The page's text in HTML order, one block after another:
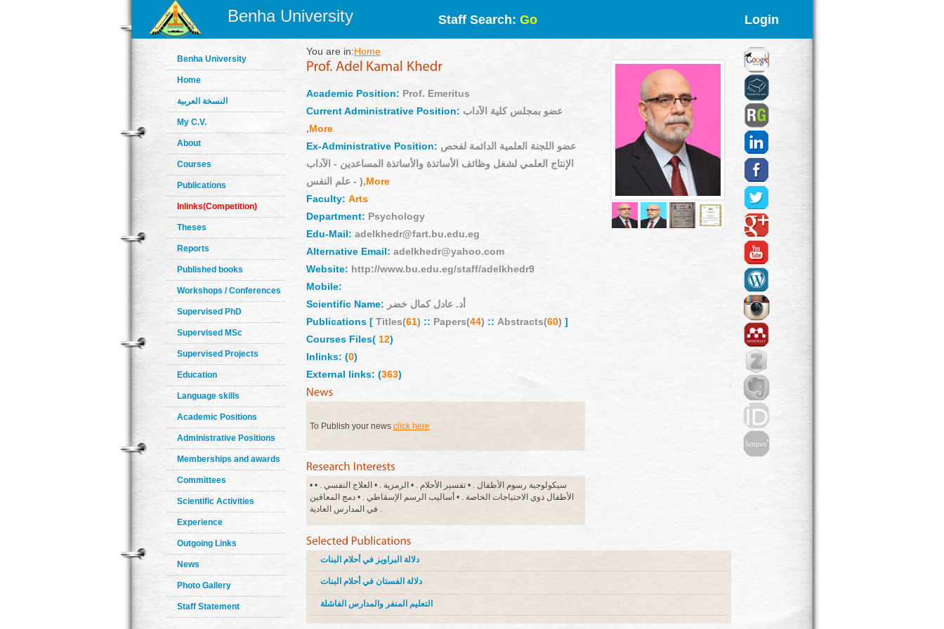
Benha University Staff Search: Go Login
Benha University
Home
النسخة العربية
My C.V.
About
Courses
Publications
Inlinks(Competition)
Theses
Reports
Published books
Workshops / Conferences
Supervised PhD
Supervised MSc
Supervised Projects
Education
Language skills
Academic Positions
Administrative Positions
Memberships and awards
Committees
Scientific Activities
Experience
Outgoing Links
News
Photo Gallery
Staff Statement
You are in:Home
Academic Position: Prof. Emeritus
Current Administrative Position: عضو بمجلس كلية الآداب
,More
Ex-Administrative Position: عضو اللجنة العلمية الدائمة لفحص
الإنتاج العلمي لشغل وظائف الأساتذة والأساتذة المساعدين - الآداب
- علم النفس ),More
Faculty: Arts
Department: Psychology
Edu-Mail: adelkhedr@fart.bu.edu.eg
Alternative Email: adelkhedr@yahoo.com
Website: http://www.bu.edu.eg/staff/adelkhedr9
Mobile:
Scientific Name: أد. عادل كمال خضر
Publications [ Titles(61) :: Papers(44) :: Abstracts(60) ]
Courses Files(12)
Inlinks: (0)
External links: (363)
To Publish your news click here
• سيكولوجية رسوم الأطفال . • تفسير الأحلام . • الرمزية . • العلاج النفسي . •
الأطفال ذوي الاحتياجات الخاصة . • أساليب الرسم الإسقاطي . • دمج المعاقين
في المدارس العادية .
دلالة البراويز في أحلام البنات
دلالة الفستان في أحلام البنات
التعليم المنفر والمدارس الفاشلة